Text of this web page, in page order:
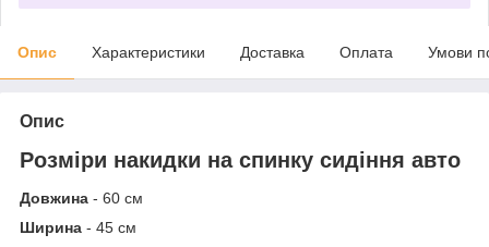
Опис Характеристики Доставка Оплата Умови
Опис
Розміри накидки на спинку сидіння авто
Довжина - 60 см
Ширина - 45 см